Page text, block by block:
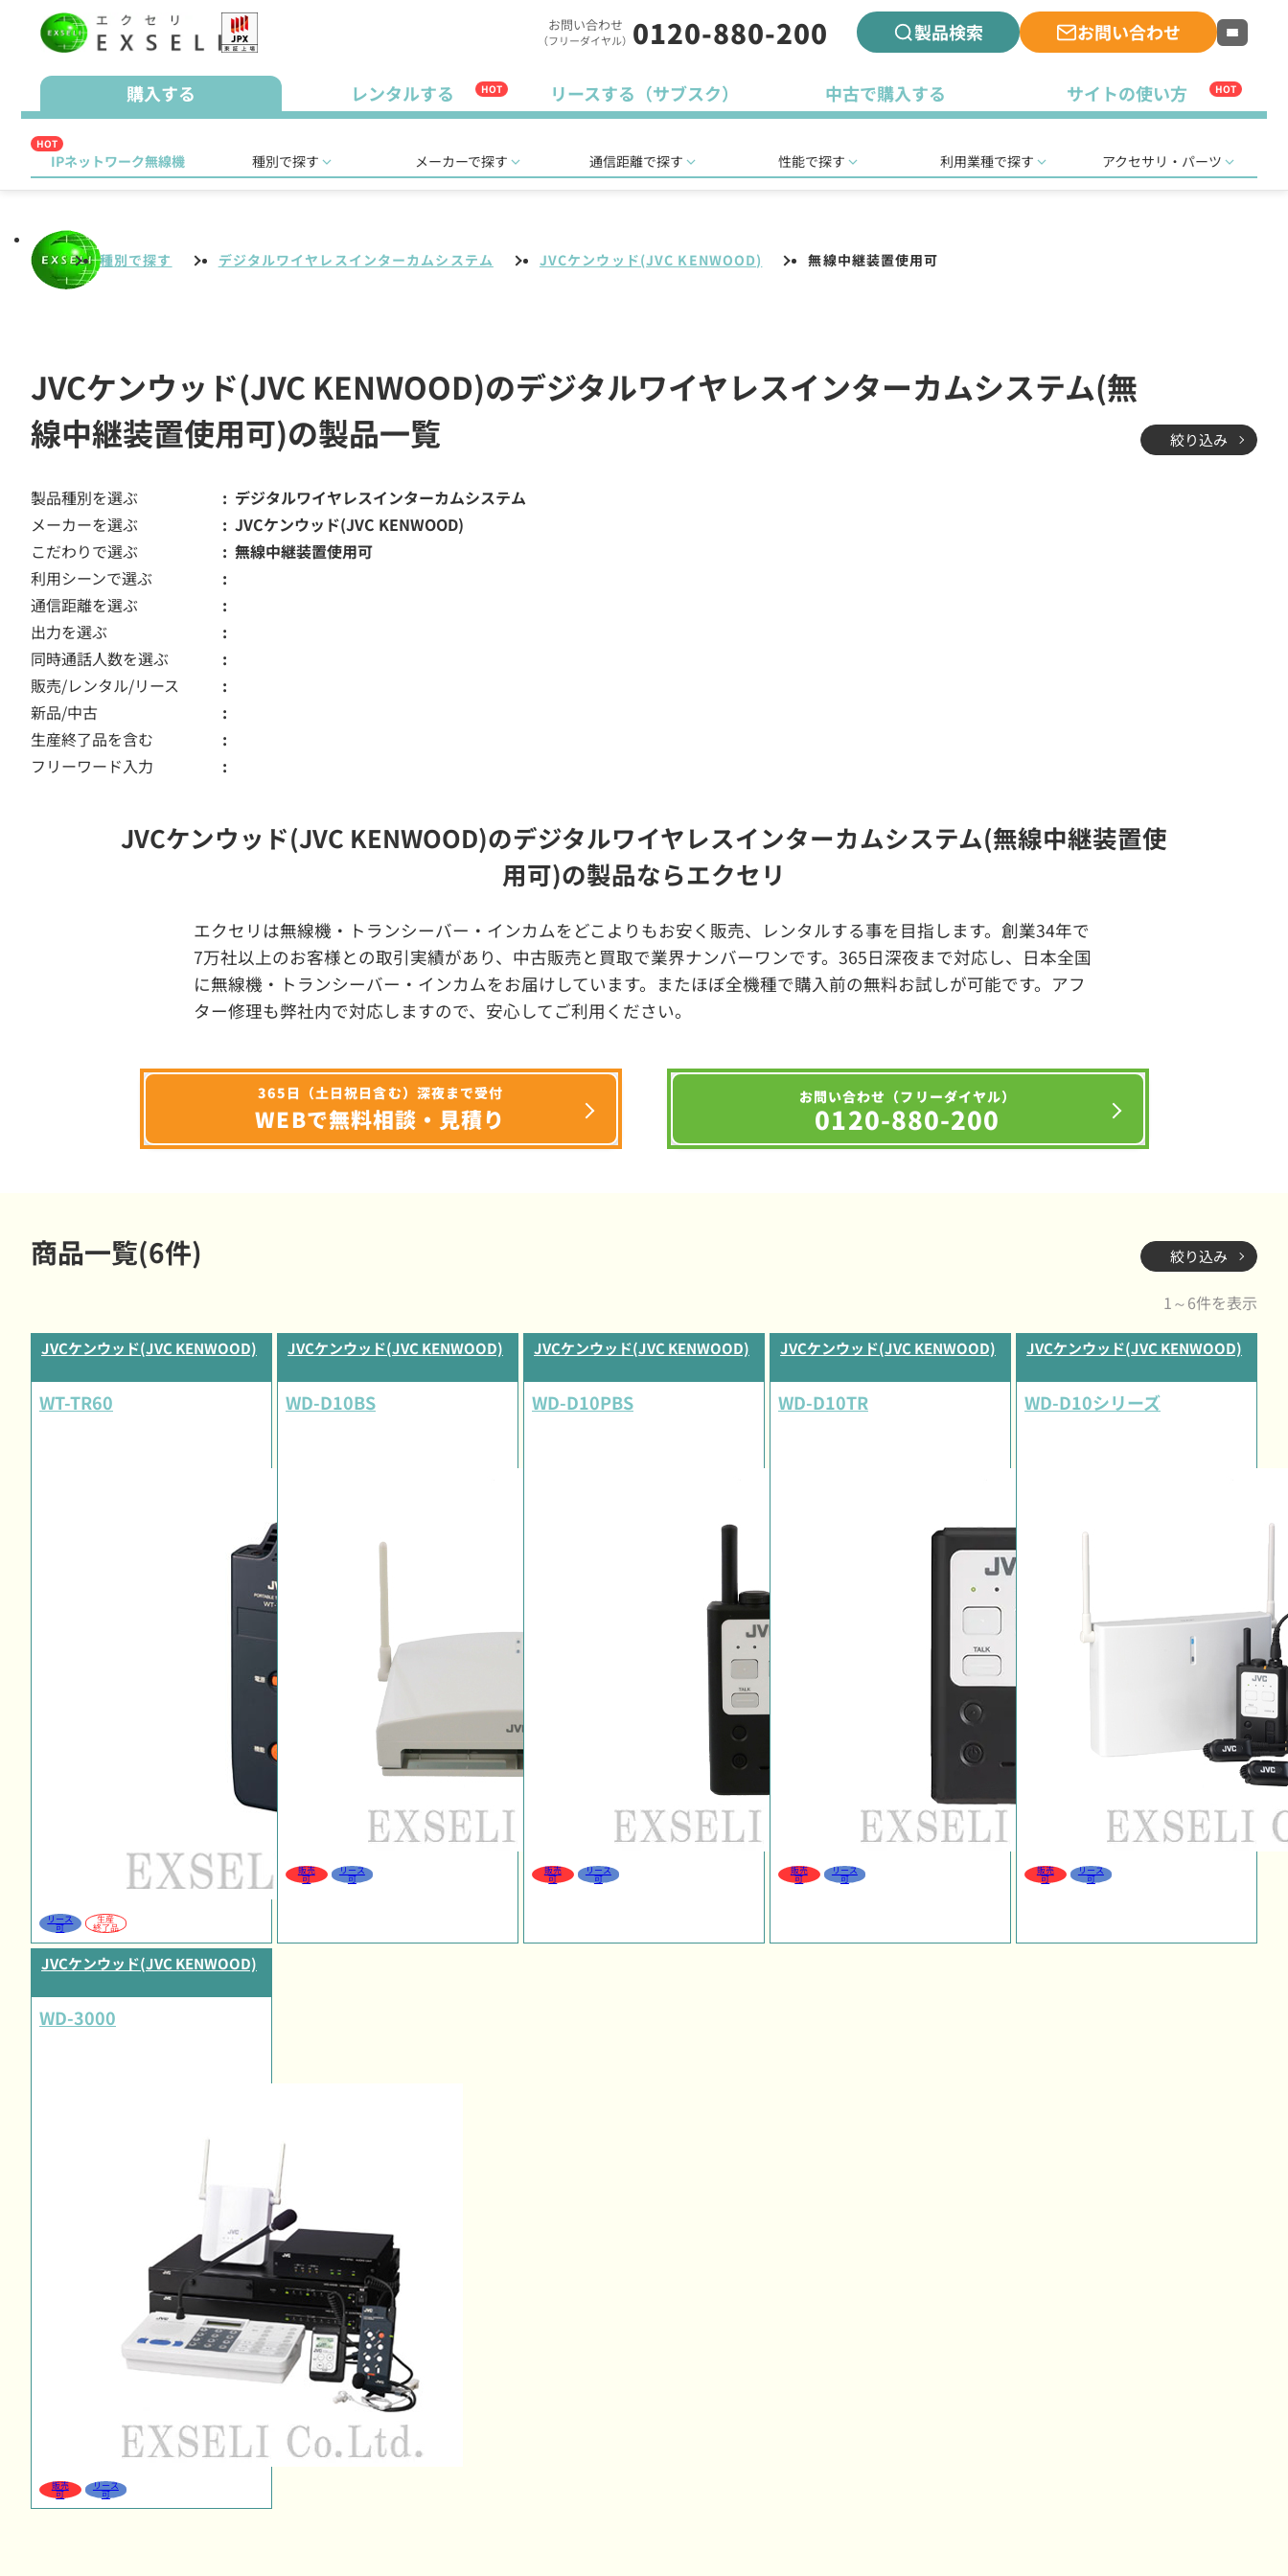
お問い合わせ
（フリーダイヤル） 0120-880-200 製品検索 お問い合わせ
購入する レンタルする HOT リースする（サブスク） 中古で購入する サイトの使い方 HOT
HOT
IPネットワーク無線機 種別で探す メーカーで探す 通信距離で探す 性能で探す 利用業種で探す アクセサリ・パーツ
種別で探す デジタルワイヤレスインターカムシステム JVCケンウッド(JVC KENWOOD) 無線中継装置使用可
JVCケンウッド(JVC KENWOOD)のデジタルワイヤレスインターカムシステム(無
線中継装置使用可)の製品一覧
絞り込み
製品種別を選ぶ
デジタルワイヤレスインターカムシステム
メーカーを選ぶ
JVCケンウッド(JVC KENWOOD)
こだわりで選ぶ
無線中継装置使用可
利用シーンで選ぶ
通信距離を選ぶ
出力を選ぶ
同時通話人数を選ぶ
販売/レンタル/リース
新品/中古
生産終了品を含む
フリーワード入力
JVCケンウッド(JVC KENWOOD)のデジタルワイヤレスインターカムシステム(無線中継装置使
用可)の製品ならエクセリ
エクセリは無線機・トランシーバー・インカムをどこよりもお安く販売、レンタルする事を目指します。創業34年で
7万社以上のお客様との取引実績があり、中古販売と買取で業界ナンバーワンです。365日深夜まで対応し、日本全国
に無線機・トランシーバー・インカムをお届けしています。またほぼ全機種で購入前の無料お試しが可能です。アフ
ター修理も弊社内で対応しますので、安心してご利用ください。
365日（土日祝日含む）深夜まで受付
WEBで無料相談・見積り
お問い合わせ（フリーダイヤル）
0120-880-200
商品一覧(6件) 絞り込み
1～6件を表示
JVCケンウッド(JVC KENWOOD)
WT-TR60
リース
可
生産
終了品
JVCケンウッド(JVC KENWOOD)
WD-D10BS
販売
可
リース
可
JVCケンウッド(JVC KENWOOD)
WD-D10PBS
販売
可
リース
可
JVCケンウッド(JVC KENWOOD)
WD-D10TR
販売
可
リース
可
JVCケンウッド(JVC KENWOOD)
WD-D10シリーズ
販売
可
リース
可
JVCケンウッド(JVC KENWOOD)
WD-3000
販売
可
リース
可